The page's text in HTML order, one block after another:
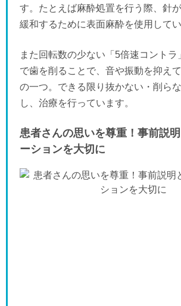
す。たとえば麻酔処置を行う際、針
緩和するために表面麻酔を使用してい
また回転数の少ない「5倍速コント
で歯を削ることで、音や振動を抑え
の一つ。できる限り抜かない・削ら
し、治療を行っています。
患者さんの思いを尊重！事前説
ーションを大切に